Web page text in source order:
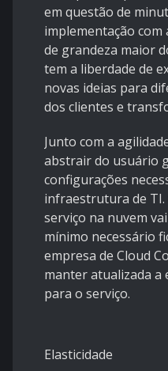
em questão de
implementação
de grandeza maior
tem a liberdade de
novas ideias para
dos clientes e
Junto com a
abstrair do usuário
configurações
infraestrutura de TI.
serviço na nuvem
mínimo necessário
empresa de Cloud
manter atualizada
para o serviço.
Elasticidade